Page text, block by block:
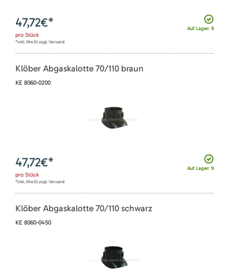
Auf Lager: 9
47,72€*
pro Stück
*inkl. MwSt zzgl. Versand
Klöber Abgaskalotte 70/110 braun
KE 8060-0200
Auf Lager: 9
47,72€*
pro Stück
*inkl. MwSt zzgl. Versand
Klöber Abgaskalotte 70/110 schwarz
KE 8060-0450